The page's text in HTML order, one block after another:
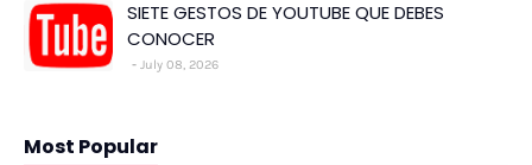
SIETE GESTOS DE YOUTUBE QUE DEBES
CONOCER
July 08, 2026
Most Popular